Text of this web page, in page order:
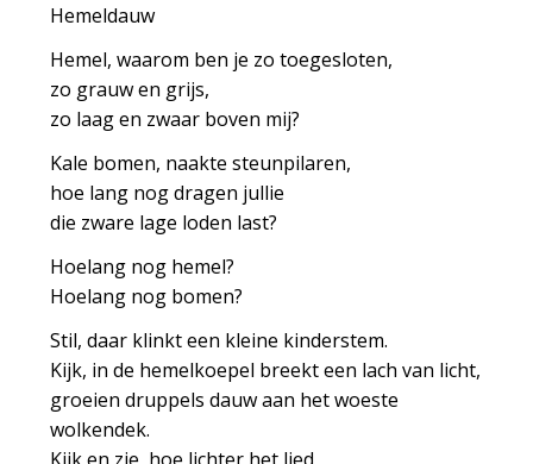
Hemeldauw
Hemel, waarom ben je zo toegesloten,
zo grauw en grijs,
zo laag en zwaar boven mij?
Kale bomen, naakte steunpilaren,
hoe lang nog dragen jullie
die zware lage loden last?
Hoelang nog hemel?
Hoelang nog bomen?
Stil, daar klinkt een kleine kinderstem.
Kijk, in de hemelkoepel breekt een lach van licht,
groeien druppels dauw aan het woeste
wolkendek.